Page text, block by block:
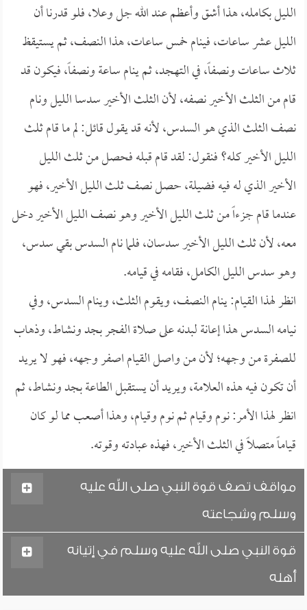
الليل بكامله، هذا أشق وأعظم عند الله جل وعلا، فلو قدرنا أن
الليل عشر ساعات، فينام خمس ساعات، هذا النصف، ثم يستيقظ
ثلاث ساعات ونصفاً، في التهجد، ثم ينام ساعة ونصفاً، فيكون قد
قام من الثلث الأخير نصفه، لأن الثلث الأخير سدسا الليل ونام
نصف الثلث الذي هو السدس، لأنه قد يقول قائل: لم ما قام ثلث
الليل الأخير كله؟ فنقول: لقد قام قبله فحصل من ثلث الليل
الأخير الذي له فيه فضيلة، حصل نصف ثلث الليل الأخير، فهو
عندما قام جزءاً من ثلث الليل الأخير وهو نصف الليل الأخير دخل
معه، لأن ثلث الليل الأخير سدسان، فلما نام السدس بقي سدس،
وهو سدس الليل الكامل، فقامه في قيامه.
انظر لهذا القيام: ينام النصف، ويقوم الثلث، وينام السدس، وفي
نيامه السدس هذا إعانة لبدنه على صلاة الفجر بجد ونشاط، وذهاب
للصفرة من وجهه؛ لأن من واصل القيام اصفر وجهه، فهو لا يريد
أن تكون فيه هذه العلامة، ويريد أن يستقبل الطاعة بجد ونشاط، ثم
انظر لهذا الأمر: نوم وقيام ثم نوم وقيام، وهذا أصعب مما لو كان
قياماً متصلاً في الثلث الأخير، فهذه عبادته وقوته.
مواقف تصف قوة النبي صلى الله عليه
وسلم وشجاعته
قوة النبي صلى الله عليه وسلم في إتيانه
أهله